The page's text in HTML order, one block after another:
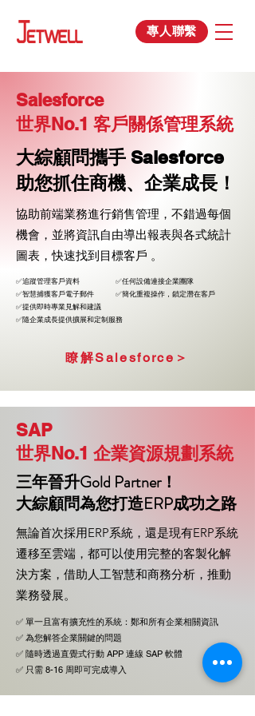
專人聯繫
Salesforce
世界No.1 客戶關係管理系統
大綜顧問攜手 Salesforce
助您抓住商機、企業成長！
協助前端業務進行銷售管理，不錯過每個
機會，並將資訊自由導出報表與各式統計
圖表，快速找到目標客戶 。
✅追蹤管理客戶資料 ✅任何設備連接企業團隊
✅智慧捕獲客戶電子郵件 ✅簡化重複操作，鎖定潛在客戶
✅提供即時專業見解和建議
✅隨企業成長提供擴展和定制服務
瞭解Salesforce＞
SAP
世界No.1 企業資源規劃系統
三年晉升Gold Partner！
大綜顧問為您打造ERP成功之路
無論首次採用ERP系統，還是現有ERP系統
遷移至雲端，都可以使用完整的客製化解
決方案，借助人工智慧和商務分析，推動
業務發展。
✅ 單一且富有擴充性的系統：鄭和所有企業相關資訊
✅ 為您解答企業關鍵的問題
✅ 隨時透過直覺式行動 APP 連線 SAP 軟體
✅ 只需 8-16 周即可完成導入